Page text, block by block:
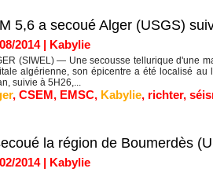
5,6 a secoué Alger (USGS)
2014| Kabylie
(SIWEL) — Une secousse tellurique d'une
algérienne, son épicentre a été localisé au
suivie à 5H26,...
, CSEM, EMSC, Kabylie, richter,
la région de Boumerdès
2014| Kabylie